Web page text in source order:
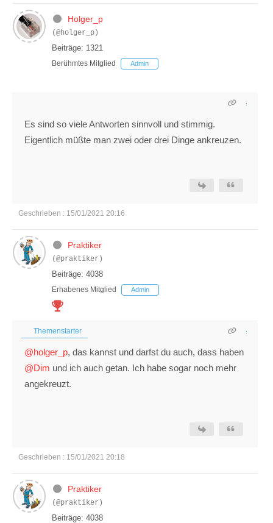
Holger_p
(@holger_p)
Beiträge: 1321
Berühmtes Mitglied Admin
Es sind so viele Antworten sinnvoll und stimmig.
Eigentlich müßte man zwei oder drei Dinge ankreuzen.
Geschrieben : 15/01/2021 20:16
Praktiker
(@praktiker)
Beiträge: 4038
Erhabenes Mitglied Admin
Themenstarter
@holger_p, das kannst und darfst du auch, dass haben
@Dim und ich auch getan. Ich habe sogar noch mehr
angekreuzt.
Geschrieben : 15/01/2021 20:18
Praktiker
(@praktiker)
Beiträge: 4038